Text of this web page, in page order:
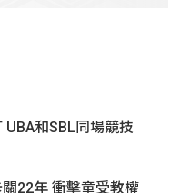
和SBL同場競技
22年 衝擊童受教權